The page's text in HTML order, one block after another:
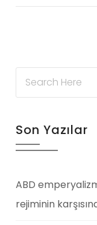
Son Yazılar
ABD
rejiminin